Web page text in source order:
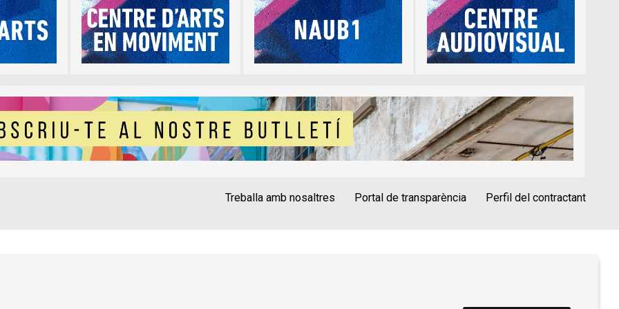
Treballa amb nosaltres
Portal de transparència Perfil del contractant